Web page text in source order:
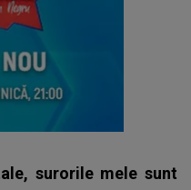
surorile mele sunt